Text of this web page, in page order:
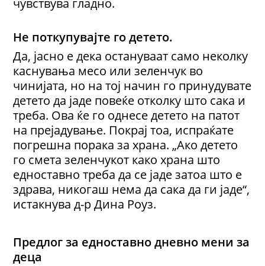
Не поткупувајте го детето.
Да, јасно е дека остануваат само неколку
каснувања месо или зеленчук во
чинијата, но на тој начин го принудувате
детето да јаде повеќе отколку што сака и
треба. Ова ќе го однесе детето на патот
на прејадување. Покрај тоа, испраќате
погрешна порака за храна. „Ако детето
го смета зеленчукот како храна што
едноставно треба да се јаде затоа што е
здрава, никогаш нема да сака да ги јаде“,
истакнува д-р Дина Роуз.
Предлог за едноставно дневно мени за
деца